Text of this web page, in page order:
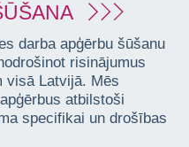
darba apģērbu šūšanu
risinājumus
visā Latvijā. Mēs
atbilstoši
specifikai un drošības